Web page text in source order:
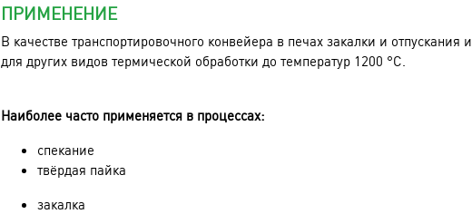
ПРИМЕНЕНИЕ
В качестве транспортировочного конвейера в печах закалки и отпускания и
для других видов термической обработки до температур 1200 °C.
Наиболее часто применяется в процессах:
спекание
твёрдая пайка
закалка